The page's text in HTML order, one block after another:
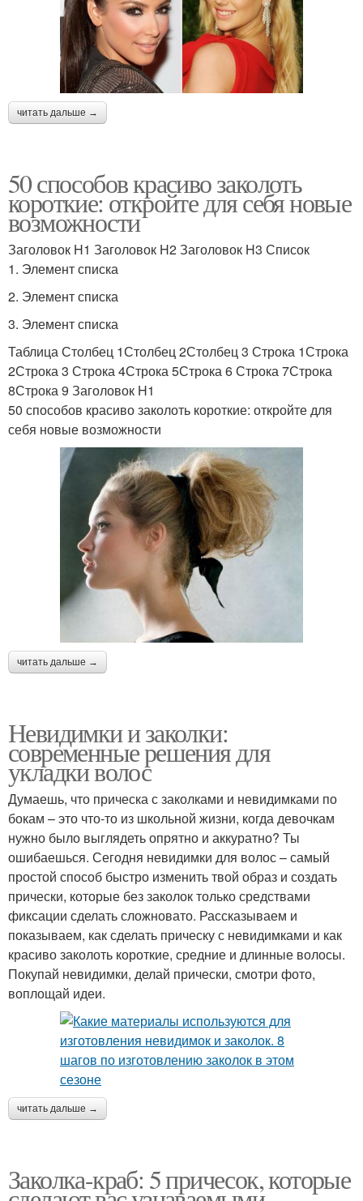
читать дальше →
50 способов красиво заколоть
короткие: откройте для себя новые
возможности
Заголовок H1 Заголовок H2 Заголовок H3 Список
1. Элемент списка
2. Элемент списка
3. Элемент списка
Таблица Столбец 1Столбец 2Столбец 3 Строка 1Строка
2Строка 3 Строка 4Строка 5Строка 6 Строка 7Строка
8Строка 9 Заголовок H1
50 способов красиво заколоть короткие: откройте для
себя новые возможности
читать дальше →
Невидимки и заколки:
современные решения для
укладки волос
Думаешь, что прическа с заколками и невидимками по
бокам – это что-то из школьной жизни, когда девочкам
нужно было выглядеть опрятно и аккуратно? Ты
ошибаешься. Сегодня невидимки для волос – самый
простой способ быстро изменить твой образ и создать
прически, которые без заколок только средствами
фиксации сделать сложновато. Рассказываем и
показываем, как сделать прическу с невидимками и как
красиво заколоть короткие, средние и длинные волосы.
Покупай невидимки, делай прически, смотри фото,
воплощай идеи.
читать дальше →
Заколка-краб: 5 причесок, которые